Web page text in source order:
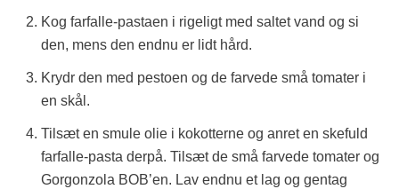
Kog farfalle-pastaen i rigeligt med saltet vand og si
den, mens den endnu er lidt hård.
Krydr den med pestoen og de farvede små tomater i
en skål.
Tilsæt en smule olie i kokotterne og anret en skefuld
farfalle-pasta derpå. Tilsæt de små farvede tomater og
Gorgonzola BOB’en. Lav endnu et lag og gentag